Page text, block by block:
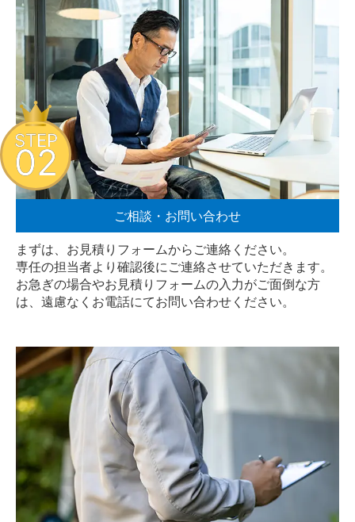
ご相談・お問い合わせ
まずは、お見積りフォームからご連絡ください。
専任の担当者より確認後にご連絡させていただきます。
お急ぎの場合やお見積りフォームの入力がご面倒な方
は、遠慮なく お電話にてお問い合わせください。
STEP
02